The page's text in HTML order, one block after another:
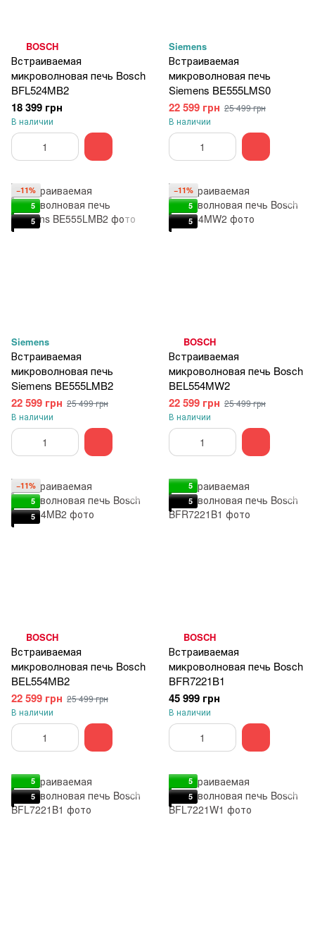
BOSCH
Встраиваемая
микроволновая печь Bosch
BFL524MB2
18 399 грн
В наличии
Siemens
Встраиваемая
микроволновая печь
Siemens BE555LMS0
22 599 грн 25 499 грн
В наличии
−11%
5
5
Siemens
Встраиваемая
микроволновая печь
Siemens BE555LMB2
22 599 грн 25 499 грн
В наличии
−11%
5
5
BOSCH
Встраиваемая
микроволновая печь Bosch
BEL554MW2
22 599 грн 25 499 грн
В наличии
−11%
5
5
BOSCH
Встраиваемая
микроволновая печь Bosch
BEL554MB2
22 599 грн 25 499 грн
В наличии
5
5
BOSCH
Встраиваемая
микроволновая печь Bosch
BFR7221B1
45 999 грн
В наличии
5
5
5
5